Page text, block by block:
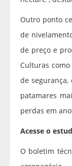
Outro ponto
de
de preço e
Culturas
de
patamares
perdas em
Acesse o
O boletim